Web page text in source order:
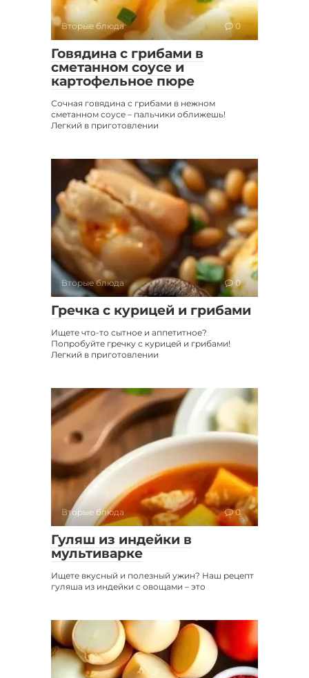
Вторые блюда 0
Говядина с грибами в
сметанном соусе и
картофельное пюре
Сочная говядина с грибами в нежном
сметанном соусе – пальчики оближешь!
Легкий в приготовлении
Вторые блюда 0
Гречка с курицей и грибами
Ищете что-то сытное и аппетитное?
Попробуйте гречку с курицей и грибами!
Легкий в приготовлении
Вторые блюда 0
Гуляш из индейки в
мультиварке
Ищете вкусный и полезный ужин? Наш рецепт
гуляша из индейки с овощами – это